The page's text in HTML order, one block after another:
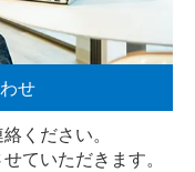
せ
ください。
ていただきます。